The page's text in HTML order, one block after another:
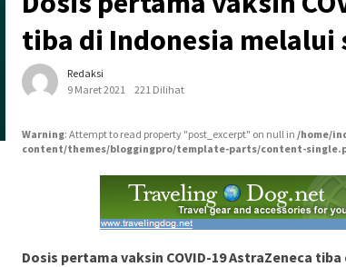
tiba di Indonesia melalui
Redaksi
9 Maret 2021
221 Dilihat
Warning: Attempt to read property "post_excerpt" on null in /home/
content/themes/bloggingpro/template-parts/content-
Dosis pertama vaksin COVID-19 AstraZeneca